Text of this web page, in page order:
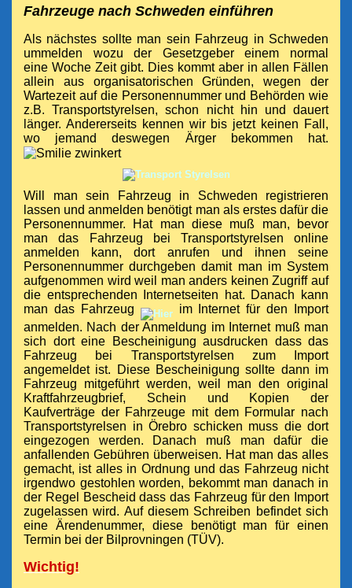
Fahrzeuge nach Schweden einführen
Als nächstes sollte man sein Fahrzeug in Schweden
ummelden wozu der Gesetzgeber einem normal
eine Woche Zeit gibt. Dies kommt aber in allen Fällen
allein aus organisatorischen Gründen, wegen der
Wartezeit auf die Personennummer und Behörden wie
z.B. Transportstyrelsen, schon nicht hin und dauert
länger. Andererseits kennen wir bis jetzt keinen Fall,
wo jemand deswegen Ärgerbekommen hat.
Will man sein Fahrzeug in Schweden registrieren
lassen und anmelden benötigt man als erstes dafür die
Personennummer. Hat man diese muß man, bevor
man das Fahrzeug bei
Transportstyrelsen online
anmelden kann, dort anrufen und ihnen seine
Personennummer durchgeben damit man im System
aufgenommen wirdweil man anders keinen Zugriff auf
die entsprechenden Internetseiten hat. Danach kann
man das Fahrzeug
im Internet für den Import
anmelden. Nach der Anmeldung im Internet muß man
sich dort eine Bescheinigung ausdrucken dass das
Fahrzeug bei Transportstyrelsen zum Import
angemeldet ist. Diese Bescheinigung sollte dann im
Fahrzeug mitgeführt werden, weil man den original
Kraftfahrzeugbrief, Schein und Kopien der
Kaufverträge der Fahrzeuge mit dem Formular nach
Transportstyrelsen in Örebro schicken muss die dort
eingezogen werden. Danach muß man dafür die
anfallenden Gebühren überweisen. Hat man das alles
gemacht, ist alles in Ordnung und das Fahrzeug nicht
irgendwo gestohlen worden, bekommt man danach in
der Regel Bescheid dass das Fahrzeug für den Import
zugelassen wird. Auf diesem Schreiben befindet sich
eine Ärendenummer, diese benötigt man für einen
Termin bei der Bilprovningen (TÜV).
Wichtig!